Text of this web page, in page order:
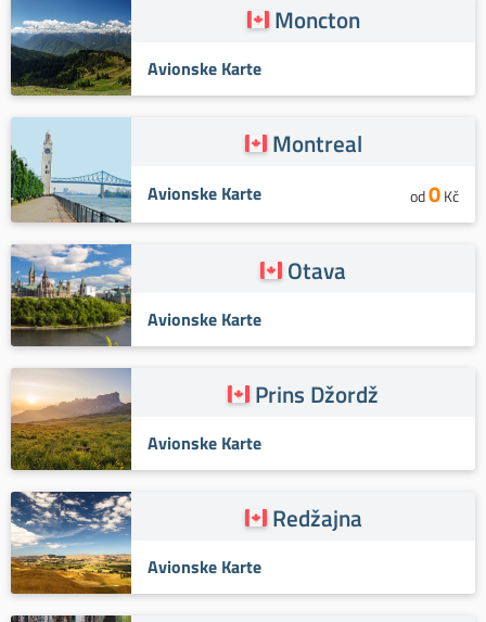
Moncton
Avionske Karte
Montreal
Avionske Karte od0Kč
Otava
Avionske Karte
Prins Džordž
Avionske Karte
Redžajna
Avionske Karte